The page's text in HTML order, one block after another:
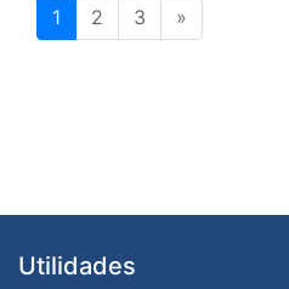
1 2 3 »
Utilidades